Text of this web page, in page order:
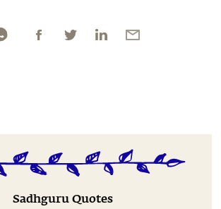
Sadhguru Quotes